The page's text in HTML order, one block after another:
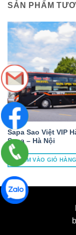
SẢN PHẨM
Sapa Sao Việt VIP
Sapa – Hà Nội
THÊM VÀO GIỎ HÀNG